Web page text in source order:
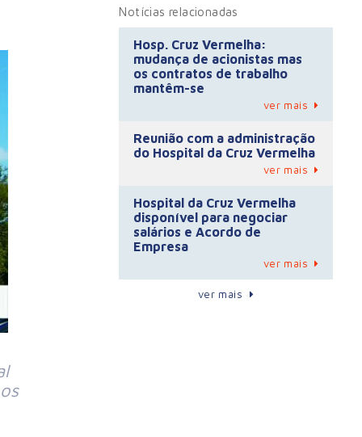
Notícias relacionadas
Hosp. Cruz Vermelha:
mudança de acionistas mas
os contratos de trabalho
mantêm-se
ver mais
Reunião com a administração
do Hospital da Cruz Vermelha
ver mais
Hospital da Cruz Vermelha
disponível para negociar
salários e Acordo de
Empresa
ver mais
ver mais